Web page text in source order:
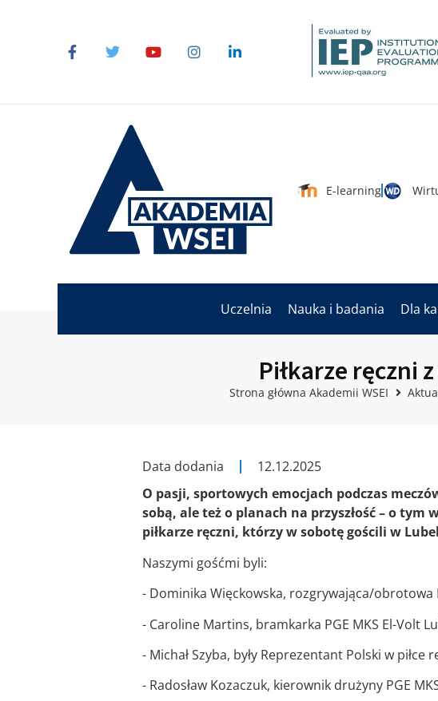
E-learning
Uczelnia Nauka i badania Dla
Piłkarze ręczni
Strona główna Akademii WSEI
Data dodania
12.12.2025
O pasji, sportowych emocjach podczas
sobą, ale też o planach na przyszłość – o
piłkarze ręczni, którzy w sobotę gościli w
Naszymi gośćmi byli:
- Dominika Więckowska, rozgrywająca/obrotowa
- Caroline Martins, bramkarka PGE MKS El-Volt
- Michał Szyba, były Reprezentant Polski w piłce
- Radosław Kozaczuk, kierownik drużyny PGE